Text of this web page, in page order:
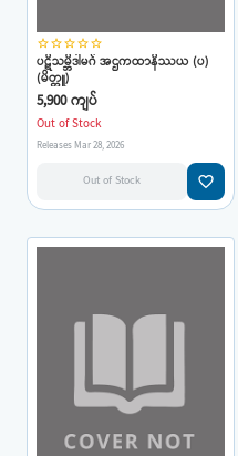
star_borderstar_borderstar_borderstar_borderstar_border
ပဋိသမ္ဘိဒါမဂ် အဌကထာနိဿယ (ပ)
(မိတ္တူ)
5,900 ကျပ်
Out of Stock
Releases Mar 28, 2026
Out of Stock favorite_border